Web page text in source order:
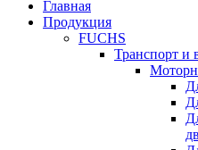
Главная
Продукция
FUCHS
Транспорт и